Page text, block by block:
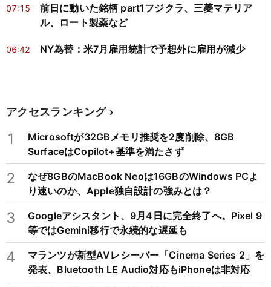
07:15
前日に動いた銘柄 part1フジクラ、三菱マテリア
ル、ロート製薬など
06:42 NY為替：米7月雇用統計で予想外に雇用が減少
アクセスランキング
1
Microsoftが32GBメモリ推奨を2度削除、8GB
SurfaceはCopilot+基準を満たさず
2
なぜ8GBのMacBook Neoは16GBのWindows PCよ
り速いのか、Apple独自設計の強みとは？
3
Googleアシスタント、9月4日に完全終了へ。Pixel 9
等ではGemini移行で永続的な遅延も
4
マランツが新型AVレシーバー「Cinema Series 2」を
発表、Bluetooth LE Audio対応もiPhoneは非対応